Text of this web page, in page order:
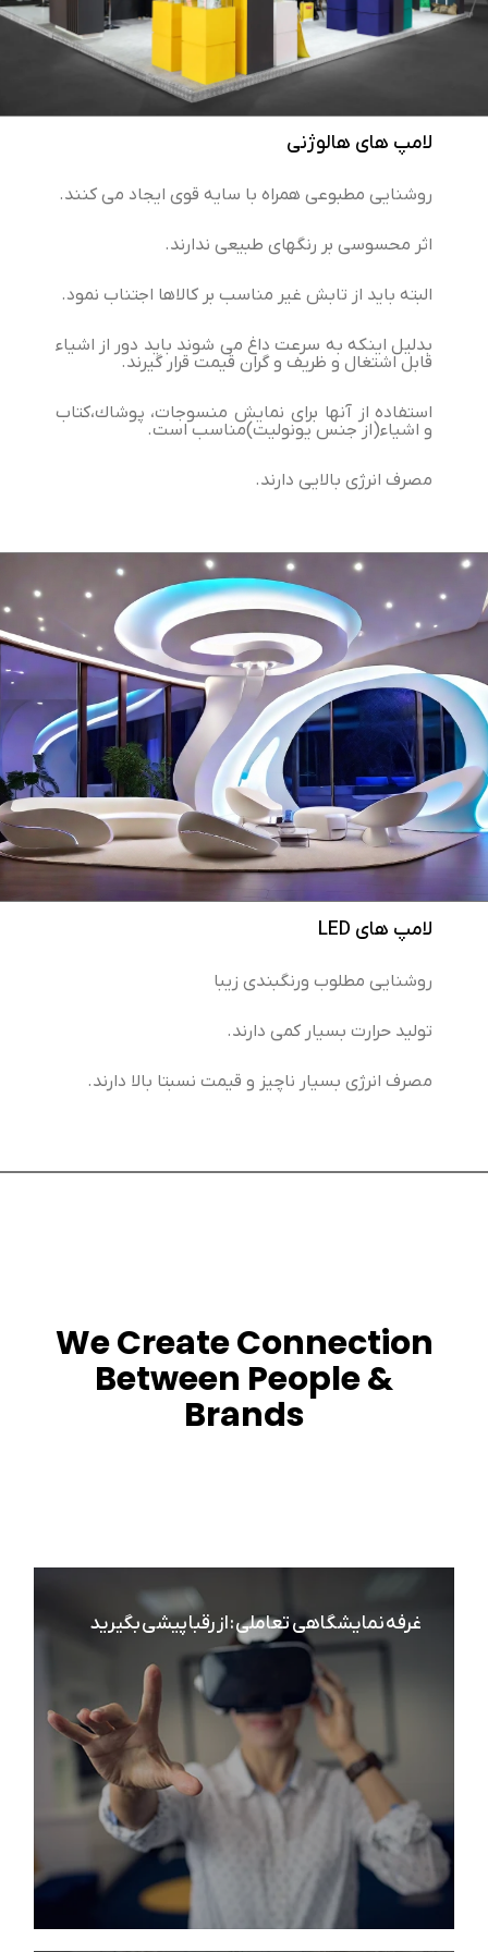
لامپ های هالوژنی
روشنایی مطبوعی همراه با سایه قوی ایجاد می كنند.
اثر محسوسی بر رنگهای طبیعی ندارند.
البته باید از تابش غیر مناسب بر كالاها اجتناب نمود.
بدلیل اینكه به سرعت داغ می شوند باید دور از اشیاء
قابل اشتغال و ظریف و گران قیمت قرار گیرند.
استفاده از آنها برای نمایش منسوجات، پوشاك،‌كتاب
و اشیاء(از جنس یونولیت)مناسب است.
مصرف انرژی بالایی دارند.
لامپ های LED
روشنایی مطلوب ورنگبندی زیبا
تولید حرارت بسیار كمی دارند.
مصرف انرژی بسیار ناچیز و قیمت نسبتا بالا دارند.
We Create Connection
Between People &
Brands
غرفه نمایشگاهی تعاملی : از رقبا پیشی بگیرید